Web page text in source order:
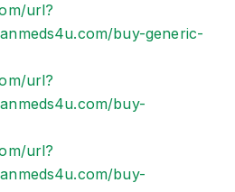
url?
buy-generic-
url?
buy-
url?
buy-